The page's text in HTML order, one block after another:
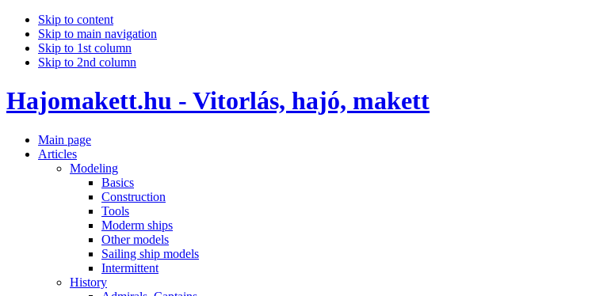
Skip to content
Skip to main navigation
Skip to 1st column
Skip to 2nd column
Hajomakett.hu - Vitorlás, hajó, makett
Main page
Articles
Modeling
Basics
Construction
Tools
Moderm ships
Other models
Sailing ship models
Intermittent
History